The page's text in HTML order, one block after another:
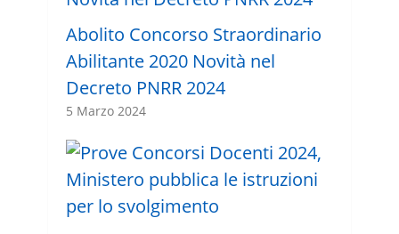
Abolito Concorso Straordinario
Abilitante 2020 Novità nel
Decreto PNRR 2024
5 Marzo 2024